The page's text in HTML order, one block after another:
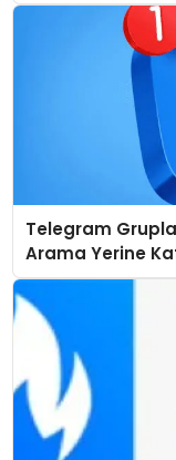
Telegram
Arama Yerine